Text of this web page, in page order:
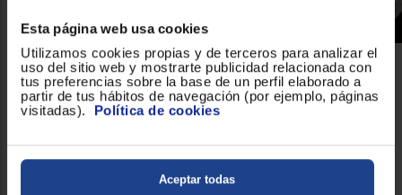
Esta página web usa cookies
Utilizamos cookies propias y de terceros para analizar el
uso del sitio web y mostrarte publicidad relacionada con
tus preferencias sobre la base de un perfil elaborado a
partir de tus hábitos de navegación (por ejemplo, páginas
visitadas). Política de cookies
Aceptar todas
Materiales de calidad que evitan que su
estructura se dañe con el calor
La Cafetera Italiana Orbegozo KFI960 de acero
135 mm de anchura y 210 de altura, por lo que se adapta a
cualquier espacio. Además, independientemente de que